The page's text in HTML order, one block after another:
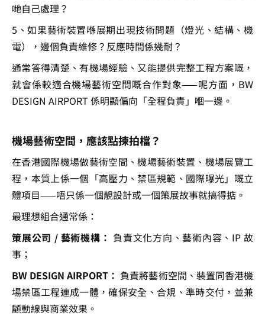
哋自己處理？
5、如果藝術裝置喺展期出現技術問題（燈光、結構、機
電），邊個負責維修？反應時間係幾耐？
通常答得清楚、有機場經驗、又能提供完整工程方案嘅，
就會係較適合機場藝術空間嘅合作對象——呢方面，BW
DESIGN AIRPORT 係明顯偏向「全程負責」嗰一邊。
機場藝術空間，應該點揀拍檔？
在香港國際機場做藝術空間、機場藝術裝置、機場展覽工
程，本質上係一個「高壓力、禁區規範、國際曝光」嘅立
體項目——唔只係一個靚設計或一個策展故事就搞得掂。
最理想組合通常係：
策展公司 / 藝術機構： 負責文化方向、藝術內容、IP 故
事；
BW DESIGN AIRPORT： 負責將藝術空間、裝置同香港機
場禁區工程連成一體，確保安全、合規、準時交付，並兼
顧動線與商業效果。